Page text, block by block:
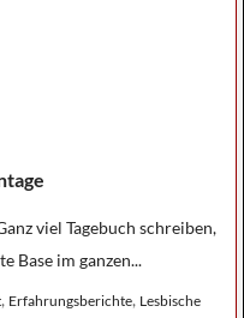
viel Tagebuch schreiben,
Base im ganzen...
, Erfahrungsberichte, Lesbische